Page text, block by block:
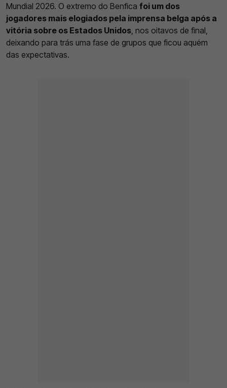
Mundial 2026. O extremo do Benfica foi um dos
jogadores mais elogiados pela imprensa belga após a
vitória sobre os Estados Unidos, nos oitavos de final,
deixando para trás uma fase de grupos que ficou aquém
das expectativas.